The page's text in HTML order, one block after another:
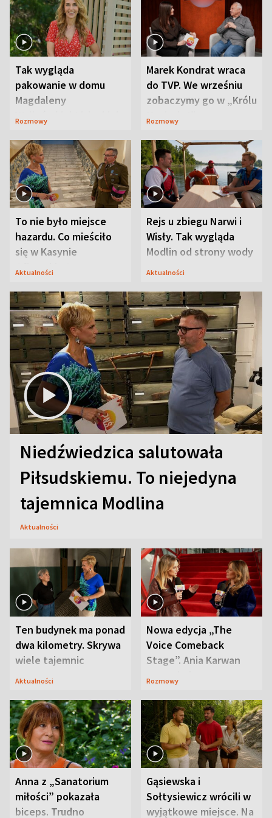
Tak wygląda
pakowanie w domu
Magdaleny
Waligórskiej-Lisieckiej.
Rozmowy
Marek Kondrat wraca
do TVP. We wrześniu
zobaczymy go w „Królu
Maciusiu I”
Rozmowy
To nie było miejsce
hazardu. Co mieściło
się w Kasynie
Oficerskim?
Aktualności
Rejs u zbiegu Narwi i
Wisły. Tak wygląda
Modlin od strony wody
Aktualności
Niedźwiedzica salutowała
Piłsudskiemu. To niejedyna
tajemnica Modlina
Aktualności
Ten budynek ma ponad
dwa kilometry. Skrywa
wiele tajemnic
Aktualności
Nowa edycja „The
Voice Comeback
Stage”. Ania Karwan
zapowiada
Rozmowy
Anna z „Sanatorium
miłości” pokazała
biceps. Trudno
Gąsiewska i
Sołtysiewicz wrócili w
wyjątkowe miejsce. Na